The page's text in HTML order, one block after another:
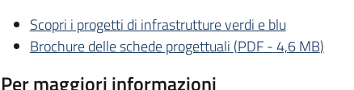
Scopri i progetti di infrastrutture verdi e blu
Brochure delle schede progettuali (PDF-4,6 MB)
Per maggiori informazioni